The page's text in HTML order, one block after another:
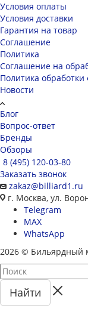
Условия оплаты
Условия доставки
Гарантия на товар
Соглашение
Политика
Соглашение на
Политика
Новости
Блог
Вопрос-ответ
Бренды
Обзоры
8 (495) 120-03-80
Заказать звонок
zakaz@billiard1.ru
г. Москва, ул.
Telegram
MAX
WhatsApp
2026 © Бильярдный
Найти